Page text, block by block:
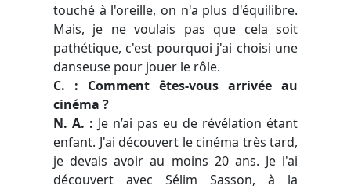
touché à l'oreille, on n'a plus d'équilibre.
Mais, je ne voulais pas que cela soit
pathétique, c'est pourquoi j'ai choisi une
danseuse pour jouer le rôle.
C. : Comment êtes-vous arrivée au
cinéma ?
N. A. : Je n’ai pas eu de révélation étant
enfant. J'ai découvert le cinéma très tard,
je devais avoir au moins 20 ans. Je l'ai
découvert avec Sélim Sasson, à la